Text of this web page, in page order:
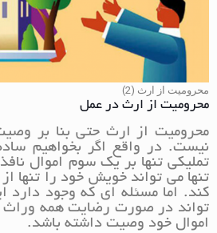
محرومیت از ارث (2)
محرومیت از ارث در عمل
محرومیت از ارث حتی بنا بر وصیت
نیست. در واقع اگر بخواهیم
تملیکی تنها بر یک سوم اموال
تنها می تواند خویش خود را تنها
کند. اما مسئله ای که وجود
تواند در صورت رضایت همه
اموال خود وصیت داشته باشد.